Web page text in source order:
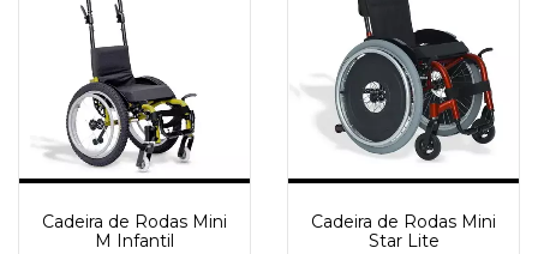
Cadeira de Rodas Mini
M Infantil
Cadeira de Rodas Mini
Star Lite